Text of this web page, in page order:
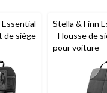
Essential
de siège
Stella & Finn
- Housse de
pour voiture